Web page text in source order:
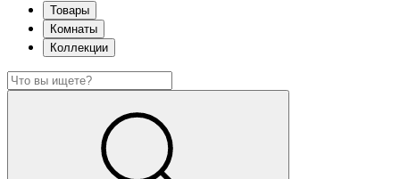
Товары
Комнаты
Коллекции